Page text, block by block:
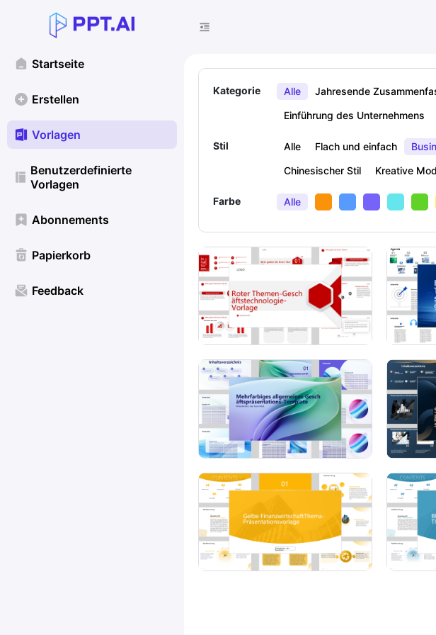
Startseite
Erstellen
Vorlagen
Benutzerdefinierte
Vorlagen
Abonnements
Papierkorb
Feedback
Kategorie Alle Jahresende
Einführung des Unternehmens
Stil Alle Flach und einfach
Chinesischer Stil
Kreative
Farbe Alle